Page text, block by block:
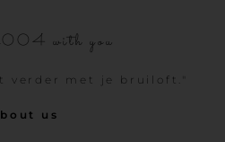
with you
verder met je bruiloft."
us